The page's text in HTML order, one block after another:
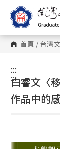
到
主
內
容 首頁 / 台灣
:::
:::
白睿文〈
作品中的